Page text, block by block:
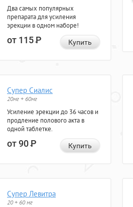
Два самых популярных
препарата для усиления
эрекции в одном наборе!
от 115Р Купить
Супер Сиалис
20мг + 60мг
Усиление эрекции до 36 часов и
продление полового акта в
одной таблетке.
от 90Р Купить
Супер Левитра
20 + 60 мг